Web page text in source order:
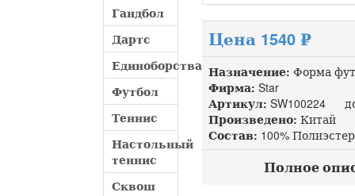
Гандбол
Дартс
Единоборства
Футбол
Теннис
Настольный
теннис
Сквош
Цена 1540 ₽
Назначение: Форма
Фирма: Star
Артикул: SW100224
Произведено: Китай
Состав: 100% Полиэстер
Полное